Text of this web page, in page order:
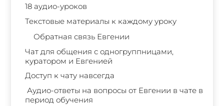
18 аудио-уроков
Текстовые материалы к каждому уроку
Обратная связь Евгении
Чат для общения с одногруппницами,
куратором и Евгенией
Доступ к чату навсегда
Аудио-ответы на вопросы от Евгении в чате в
период обучения